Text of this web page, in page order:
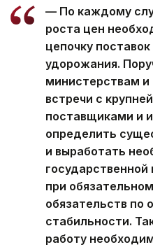
— По каждому
роста цен
цепочку
удорожания.
министерствам
встречи с
поставщиками и
определить
и выработать
при
обязательств по
стабильности.
работу